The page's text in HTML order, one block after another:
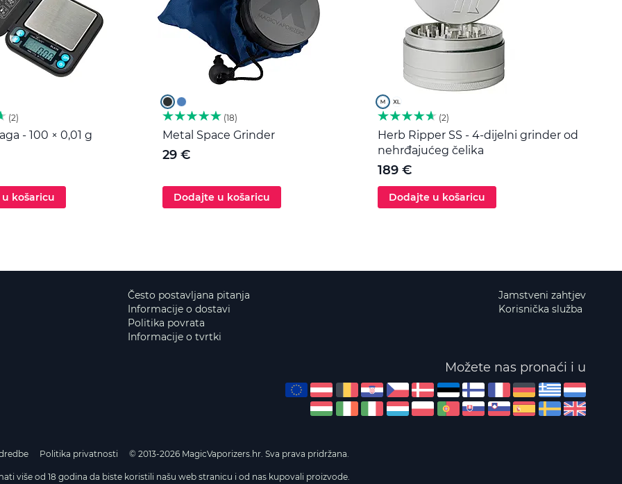
2
- 100 × 0,01 g
košaricu
18
Metal Space Grinder
29 €
Dodajte u košaricu
2
Herb Ripper SS - 4-dijelni grinder od
nehrđajućeg čelika
189 €
Dodajte u košaricu
Često postavljana pitanja
Informacije o dostavi
Politika povrata
Informacije o tvrtki
Jamstveni zahtjev
Korisnička služba
Možete nas pronaći i u
Politika privatnosti © 2013-2026 MagicVaporizers.hr. Sva prava pridržana.
više od 18 godina da biste koristili našu web stranicu i od nas kupovali proizvode.